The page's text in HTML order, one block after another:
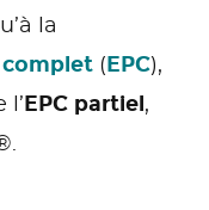
la
(EPC),
l’EPC partiel,